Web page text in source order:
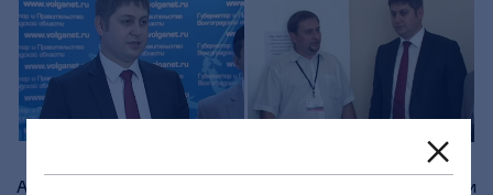
Автоматизация процессов оказания государственных и